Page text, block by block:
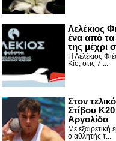
Λελέκιος
ένα από
της μέχρι
Η Λελέκιος
Κίο, στις 7 ...
Στον
Στίβου
Αργολίδα
Με εξαιρετική
ο αθλητής τ...